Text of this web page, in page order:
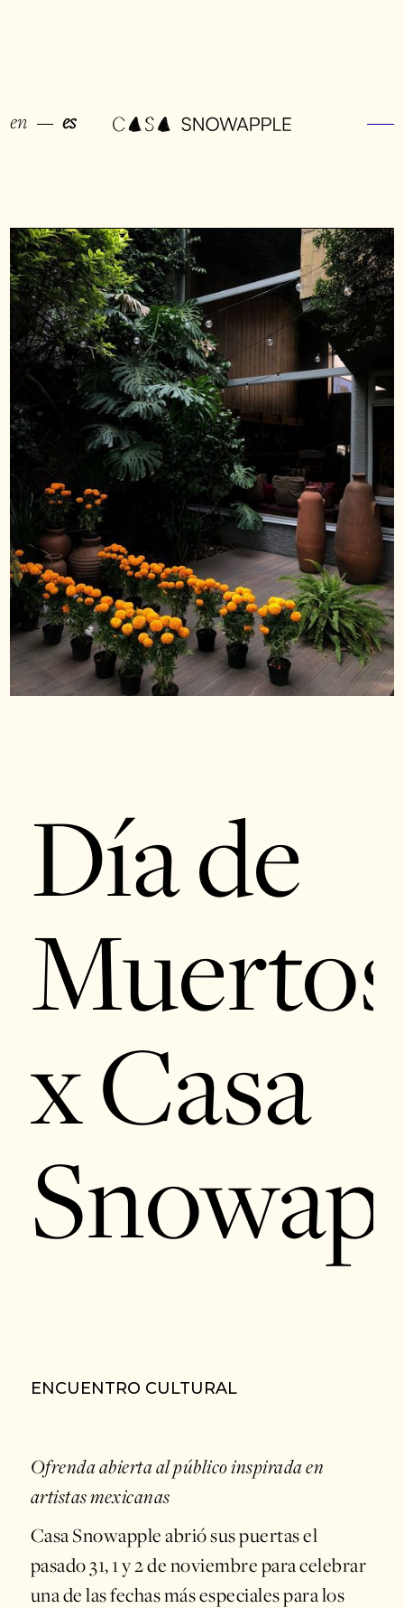
en es
Día de
Muertos
x Casa
ENCUENTRO CULTURAL
Ofrenda abierta al público inspirada en
artistas mexicanas
Casa Snowapple abrió sus puertas el
pasado 31, 1 y 2 de noviembre para celebrar
una de las fechas más especiales para los